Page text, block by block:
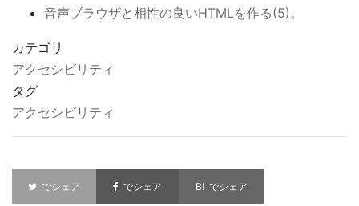
音声ブラウザと相性の良いHTMLを作る(5)。
カテゴリ
アクセシビリティ
タグ
アクセシビリティ
でシェア でシェア でシェア